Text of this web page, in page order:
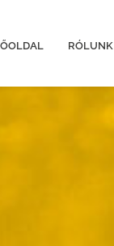
RÓLUNK